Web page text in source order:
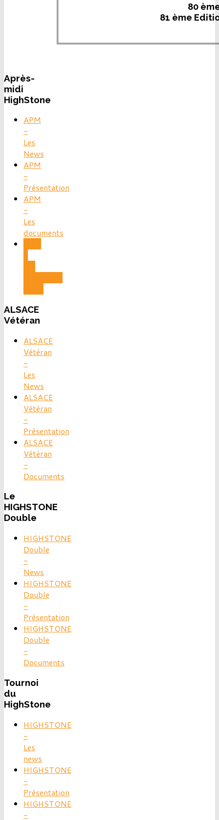
80
81 ème
Après-
midi
HighStone
APM
-
Les
News
APM
-
Présentation
APM
-
Les
documents
ALSACE
Vétéran
ALSACE
Vétéran
-
Les
News
ALSACE
Vétéran
-
Présentation
ALSACE
Vétéran
-
Documents
Le
HIGHSTONE
Double
HIGHSTONE
Double
-
News
HIGHSTONE
Double
-
Présentation
HIGHSTONE
Double
-
Documents
Tournoi
du
HighStone
HIGHSTONE
-
Les
news
HIGHSTONE
-
Présentation
HIGHSTONE
-